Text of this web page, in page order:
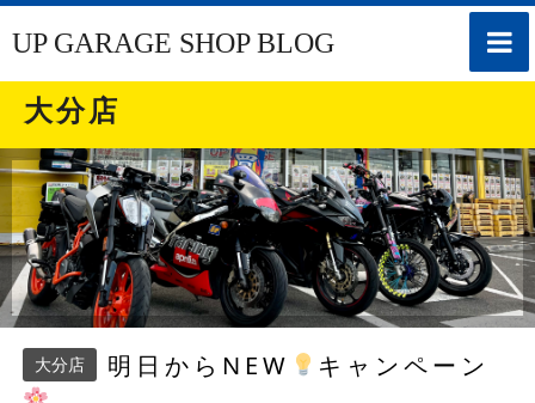
toggle
UP GARAGE SHOP BLOG
大分店
大分店 明日からNEW キャンペーン